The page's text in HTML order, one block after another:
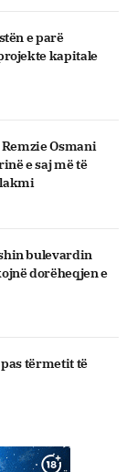
e parë
kapitale
Osmani
e saj më të
lakmi
bulevardin
dorëheqjen e
tërmetit të